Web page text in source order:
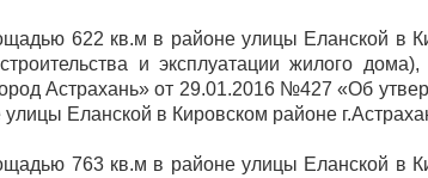
622 кв.м в районе улицы Еланской в
и эксплуатации жилого
Астрахань» от 29.01.2016 №427 «Об
Еланской в Кировском районе
763 кв.м в районе улицы Еланской в